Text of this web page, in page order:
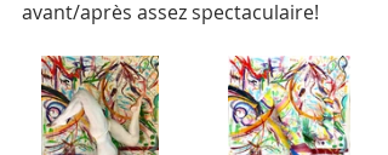
avant/après assez spectaculaire!